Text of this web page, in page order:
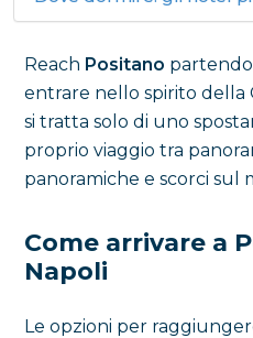
Reach Positano
entrare nello spirito della
si tratta solo di uno
proprio viaggio tra
panoramiche e scorci sul
Come arrivare a
Napoli
Le opzioni per